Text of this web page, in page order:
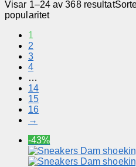
Visar 1–24 av 368 resultat
popularitet
1
2
3
4
…
14
15
16
→
-43%